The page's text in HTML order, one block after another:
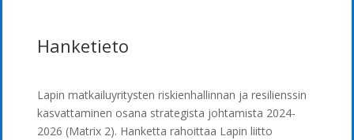
Hanketieto
Lapin matkailuyritysten riskienhallinnan ja resilienssin
kasvattaminen osana strategista johtamista 2024-
2026 (Matrix 2). Hanketta rahoittaa Lapin liitto